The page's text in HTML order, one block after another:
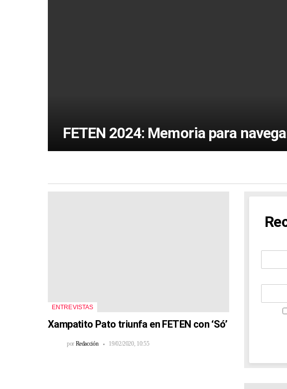
FETEN 2024: Memoria para
ENTREVISTAS
Xampatito Pato triunfa en FETEN con ‘Só’
por Redacción 19/02/2020, 10:55